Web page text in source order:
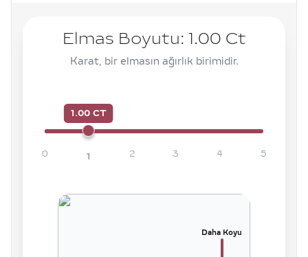
Elmas Boyutu: 1.00 Ct
Karat, bir elmasın ağırlık birimidir.
1.00 CT
0 1 2 3 4 5
Daha Koyu